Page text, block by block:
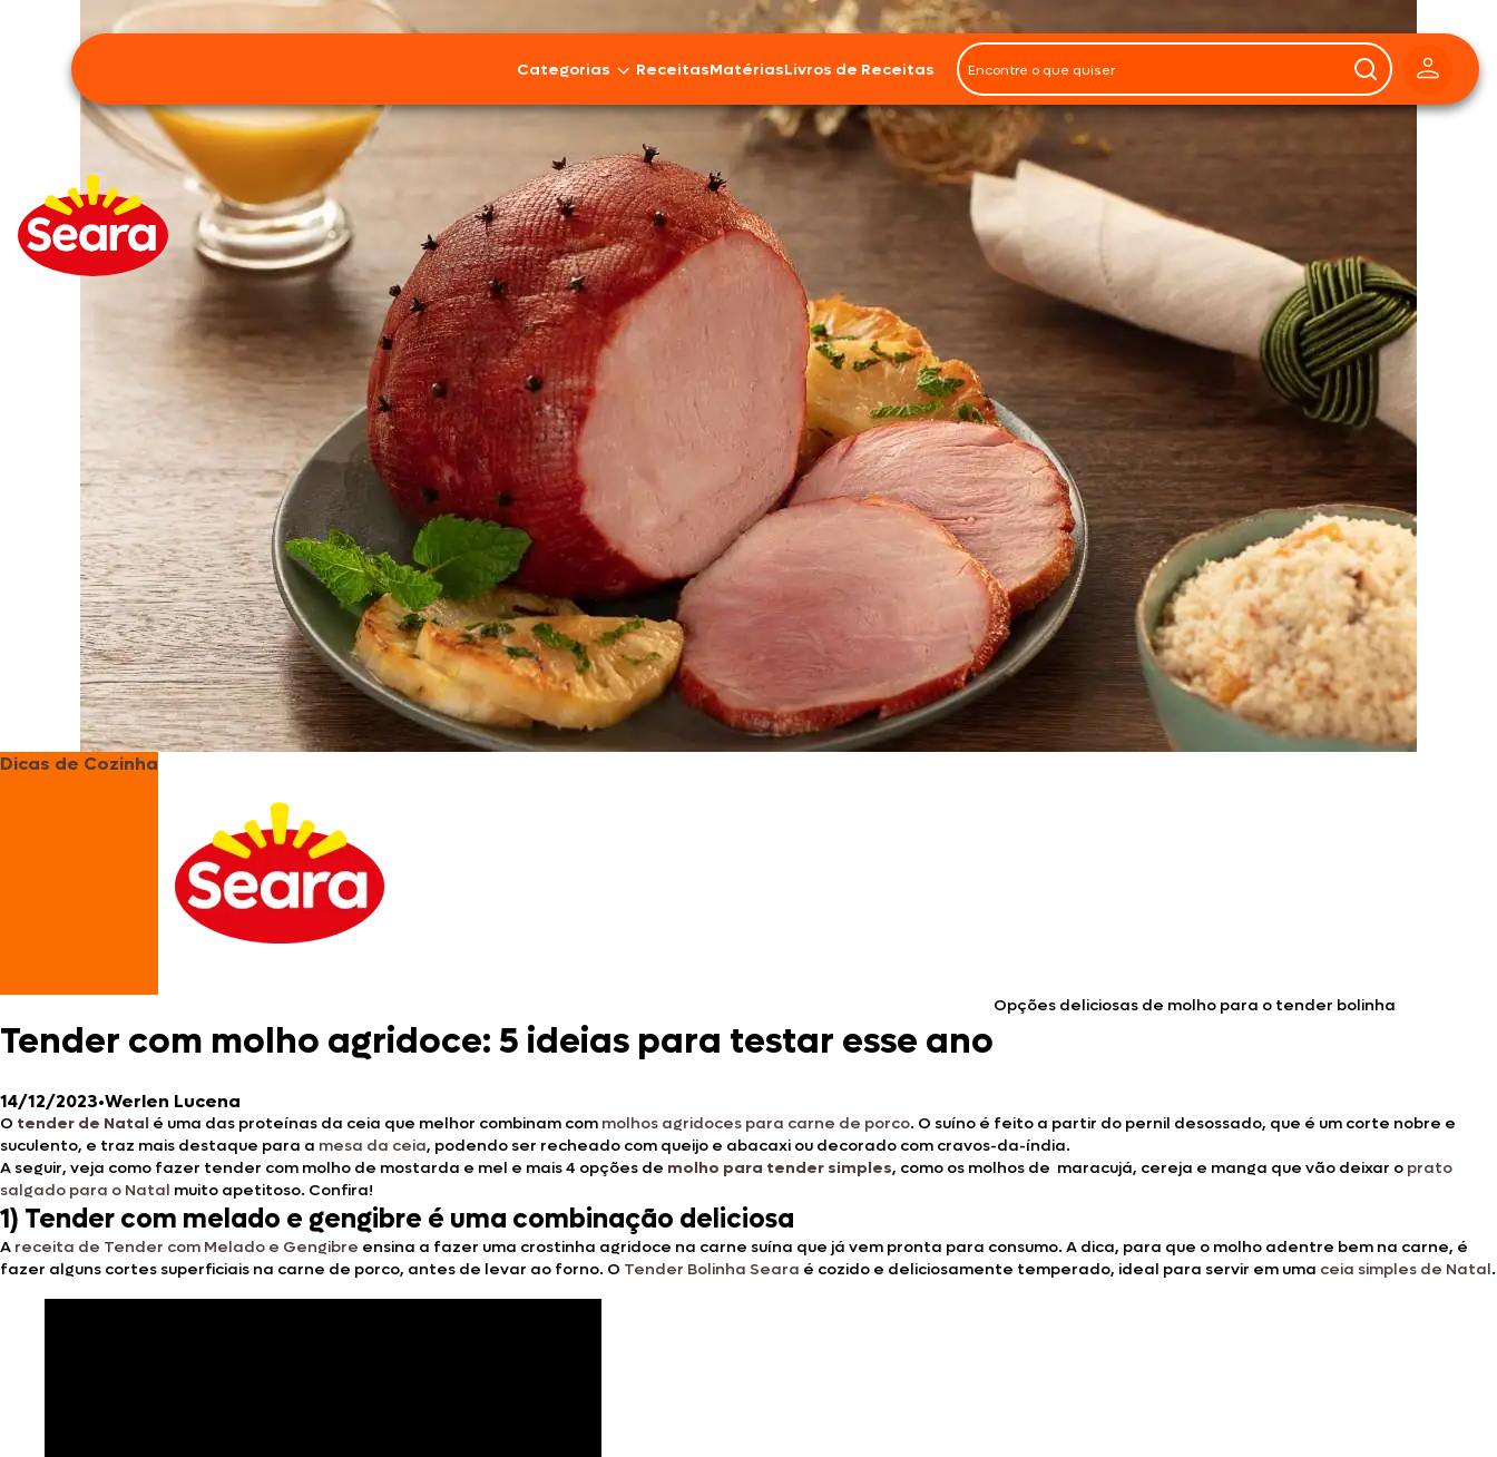
Categorias
Bovinos
Cordeiro
Carnes Suínas
Aves
Frios e Embutidos
Peixes e Frutos do Mar
100% Vegetal
Doces, Bolos e Sobremesas
Pães e Massas
Bebidas
Entrevistas
ReceitasMatériasLivros de Receitas
Dicas de Cozinha
Tender com molho agridoce: 5 ideias para testar esse ano
Opções deliciosas de molho para o tender bolinha
14/12/2023•Werlen Lucena
O tender de Natal é uma das proteínas da ceia que melhor combinam com molhos agridoces para carne de porco. O suíno é feito a partir do pernil desossado, que é um corte nobre e
suculento, e traz mais destaque para a mesa da ceia, podendo ser recheado com queijo e abacaxi ou decorado com cravos-da-índia.
A seguir, veja como fazer tender com molho de mostarda e mel e mais 4 opções de molho para tender simples, como os molhos de maracujá, cereja e manga que vão deixar o prato
salgado para o Natal muito apetitoso. Confira!
1) Tender com melado e gengibre é uma combinação deliciosa
A receita de Tender com Melado e Gengibre ensina a fazer uma crostinha agridoce na carne suína que já vem pronta para consumo. A dica, para que o molho adentre bem na carne, é
fazer alguns cortes superficiais na carne de porco, antes de levar ao forno. O Tender Bolinha Seara é cozido e deliciosamente temperado, ideal para servir em uma ceia simples de Natal.